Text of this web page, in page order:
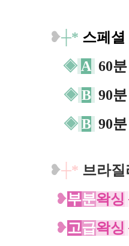
❥┼* 스페셜
◈ A 60분
◈ B 90분
◈ B 90분
❥┼* 브라질
❥부분왁싱
❥고급왁싱